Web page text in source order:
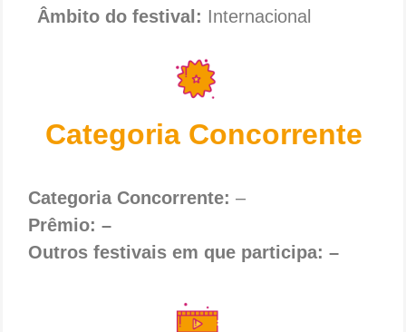
Âmbito do festival: Internacional
Categoria Concorrente
Categoria Concorrente: –
Prêmio: –
Outros festivais em que participa: –